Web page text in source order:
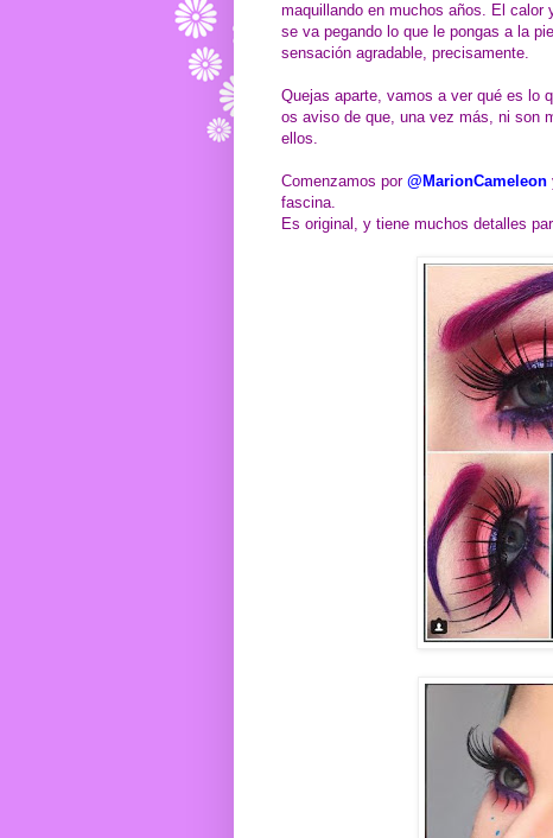
maquillando en muchos años. El calor
se va pegando lo que le pongas a la
sensación agradable, precisamente.
Quejas aparte, vamos a ver qué es lo
os aviso de que, una vez más, ni son
ellos.
Comenzamos por @MarionCameleon
fascina.
Es original, y tiene muchos detalles